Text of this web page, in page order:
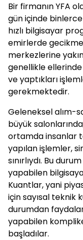
Bir firmanın YFA
gün içinde
hızlı bilgisayar
emirlerde
merkezlerine
genellikle
ve yaptıkları
gerekmektedir.
Geleneksel alım-
büyük
ortamda insanlar
yapılan işlemler,
sınırlıydı. Bu
yapabilen
Kuantlar, yani
için sayısal teknik
durumdan
yapabilen
başladılar.